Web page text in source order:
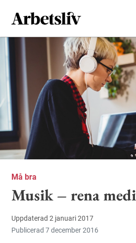
Hoppa till huvudinnehållet
Må bra
Musik – rena
Uppdaterad 2 januari 2017
Publicerad 7 december 2016